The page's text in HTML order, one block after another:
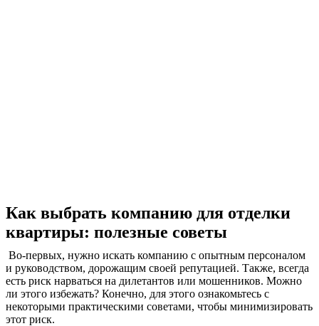
Как выбрать компанию для отделки
квартиры: полезные советы
Во-первых, нужно искать компанию с опытным персоналом
и руководством, дорожащим своей репутацией. Также, всегда
есть риск нарваться на дилетантов или мошенников. Можно
ли этого избежать? Конечно, для этого ознакомьтесь с
некоторыми практическими советами, чтобы минимизировать
этот риск.